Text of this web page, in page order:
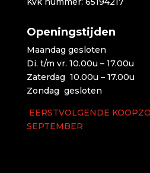
Openingstijden
Maandag gesloten
Di. t/m vr. 10.00u – 17.00u
Zaterdag 10.00u – 17.00u
Zondag gesloten
EERSTVOLGENDE
SEPTEMBER